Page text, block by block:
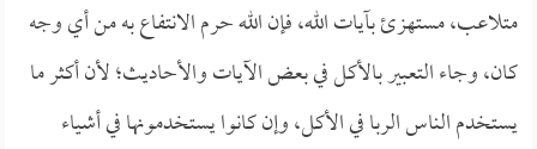
متلاعب، مستهزئ بآيات الله، فإن الله حرم الانتفاع به من أي وجه
كان، وجاء التعبير بالأكل في بعض الآيات والأحاديث؛ لأن أكثر ما
يستخدم الناس الربا في الأكل، وإن كانوا يستخدمونها في أشياء